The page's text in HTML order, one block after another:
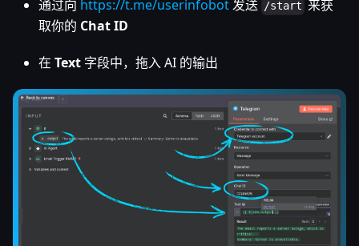
通过向 https://t.me/userinfobot发送 /start 来获
取你的 Chat ID
在 Text 字段中，拖入 AI 的输出